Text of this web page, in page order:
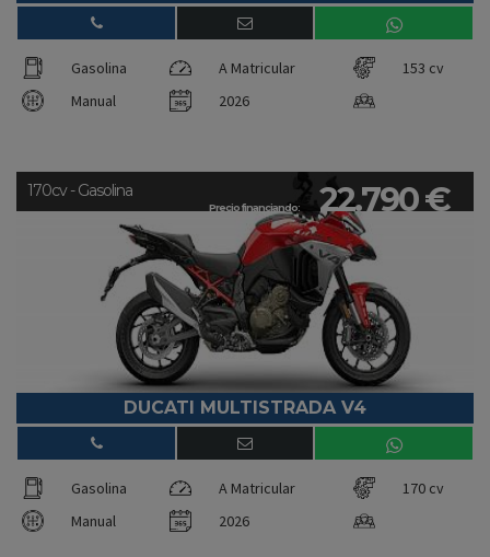
Gasolina A Matricular
153 cv
Manual
2026
Precio financiando: 22.790 €
170cv - Gasolina
DUCATI MULTISTRADA V4
Gasolina A Matricular
170 cv
Manual
2026